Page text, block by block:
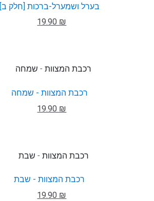
בערל ושמערל-ברכות [חלק ב]
19.90 ₪
רכבת המצוות - שמחה
19.90 ₪
רכבת המצוות - שבת
19.90 ₪